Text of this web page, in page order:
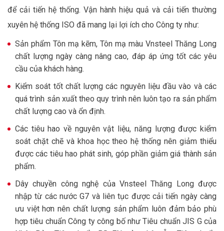
để cải tiến hệ thống. Vận hành hiệu quả và cải tiến thường
xuyên hệ thống ISO đã mang lại lợi ích cho Công ty như:
Sản phẩm Tôn mạ kẽm, Tôn mạ màu Vnsteel Thăng Long
chất lượng ngày càng nâng cao, đáp áp ứng tốt các yêu
cầu của khách hàng.
Kiểm soát tốt chất lượng các nguyên liệu đầu vào và các
quá trình sản xuất theo quy trình nên luôn tạo ra sản phẩm
chất lượng cao và ổn định.
Các tiêu hao về nguyên vật liệu, năng lượng được kiểm
soát chặt chẽ và khoa học theo hệ thống nên giảm thiểu
được các tiêu hao phát sinh, góp phần giảm giá thành sản
phẩm.
Dây chuyền công nghệ của Vnsteel Thăng Long được
nhập từ các nước G7 và liên tục được cải tiến ngày càng
ưu việt hơn nên chất lượng sản phẩm luôn đảm bảo phù
hợp tiêu chuẩn Công ty công bố như Tiêu chuẩn JIS G của